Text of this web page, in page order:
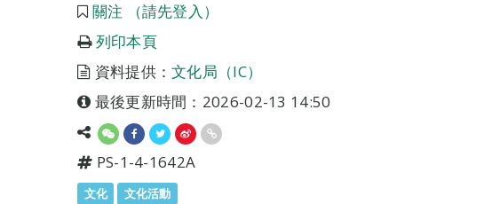
關注 （請先登入）
列印本頁
資料提供：文化局（IC）
最後更新時間：2026-02-13 14:50
PS-1-4-1642A
文化 文化活動